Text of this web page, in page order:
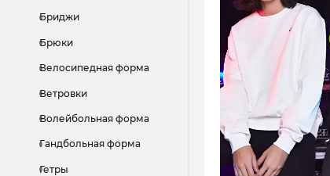
Бриджи
Брюки
Велосипедная форма
Ветровки
Волейбольная форма
Гандбольная форма
Гетры